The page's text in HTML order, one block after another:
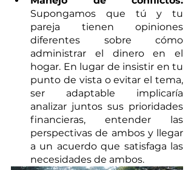
Supongamos que tú y tu
pareja tienen opiniones
diferentes sobre cómo
administrar el dinero en el
hogar. En lugar de insistir en tu
punto de vista o evitar el tema,
ser adaptable implicaría
analizar juntos sus prioridades
financieras, entender las
perspectivas de ambos y llegar
a un acuerdo que satisfaga las
necesidades de ambos.